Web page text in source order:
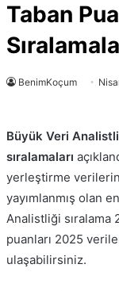
Taban
BenimKoçum
Büyük Veri
sıralamaları
yerleştirme
yayımlanmış olan
Analistliği sıralama
puanları 2025
ulaşabilirsiniz.